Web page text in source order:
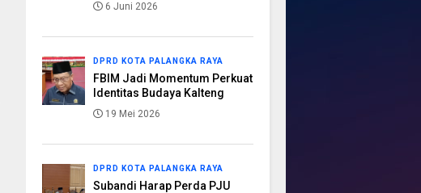
6 Juni 2026
DPRD KOTA PALANGKA RAYA
FBIM Jadi Momentum Perkuat
Identitas Budaya Kalteng
19 Mei 2026
DPRD KOTA PALANGKA RAYA
Subandi Harap Perda PJU